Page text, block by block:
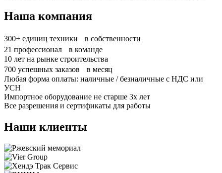
Наша компания
300+ единиц техники в собственности
21 профессионал в команде
10 лет на рынке строительства
700 успешных заказов в месяц
Любая форма оплаты: наличные / безналичные с НДС или
УСН
Импортное оборудование не старше 3х лет
Все разрешения и сертификаты для работы
Наши клиенты